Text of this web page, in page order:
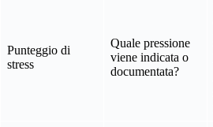
Punteggio di
stress
Quale pressione
viene indicata o
documentata?